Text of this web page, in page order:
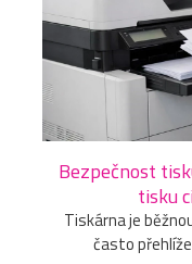
Bezpečnost
tisku
Tiskárna je
často